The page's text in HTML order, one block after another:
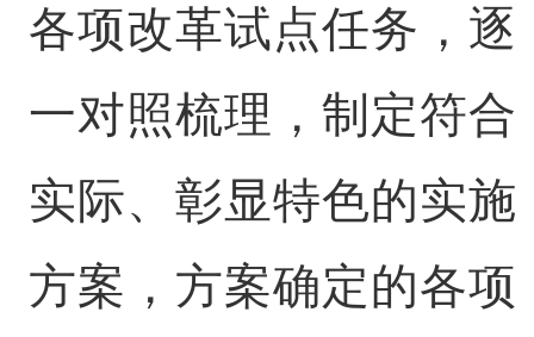
各项改革试点任务，逐
一对照梳理，制定符合
实际、彰显特色的实施
方案，方案确定的各项